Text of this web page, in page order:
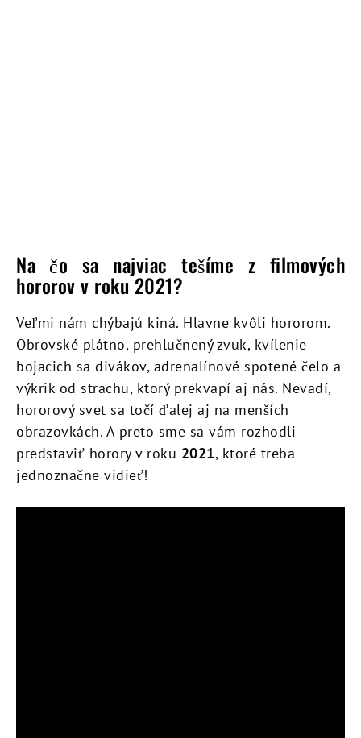
Na čo sa najviac tešíme z filmových
hororov v roku 2021?
Veľmi nám chýbajú kiná. Hlavne kvôli hororom.
Obrovské plátno, prehlučnený zvuk, kvílenie
bojacich sa divákov, adrenalínové spotené čelo a
výkrik od strachu, ktorý prekvapí aj nás. Nevadí,
hororový svet sa točí ďalej aj na menších
obrazovkách. A preto sme sa vám rozhodli
predstaviť horory v roku 2021, ktoré treba
jednoznačne vidieť!